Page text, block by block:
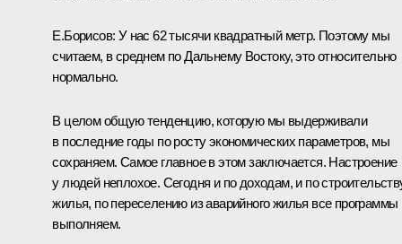
Е.Борисов: У нас 62 тысячи квадратный метр. Поэтому мы
считаем, в среднем по Дальнему Востоку, это относительно
нормально.
В целом общую тенденцию, которую мы выдерживали
в последние годы по росту экономических параметров, мы
сохраняем. Самое главное в этом заключается. Настроение
у людей неплохое. Сегодня и по доходам, и по
жилья, по переселению из аварийного жилья все программы
выполняем.